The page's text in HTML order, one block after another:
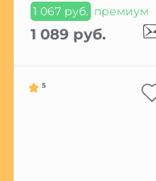
1 067 руб. премиум
1 089 руб.
5